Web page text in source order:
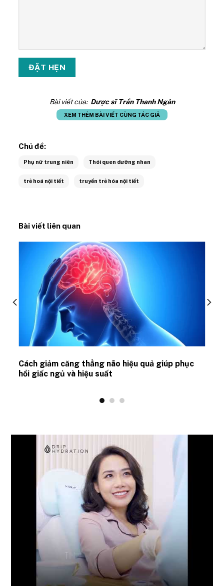
Bài viết của: Dược sĩ Trần Thanh Ngân
XEM THÊM BÀI VIẾT CÙNG TÁC GIẢ
Chủ đề:
Phụ nữ trung niên Thói quen dưỡng nhan
trẻ hoá nội tiết truyền trẻ hóa nội tiết
Bài viết liên quan
Cách giảm căng thẳng não hiệu quả giúp phục
hồi giấc ngủ và hiệu suất